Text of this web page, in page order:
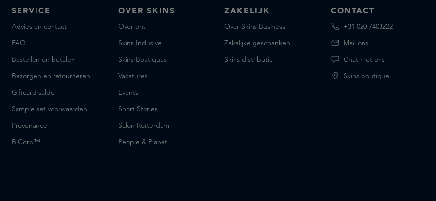
SERVICE
Advies en contact
FAQ
Bestellen en betalen
Bezorgen en retourneren
Giftcard saldo
Sample set voorwaarden
Provenance
B Corp™
OVER SKINS
Over ons
Skins Inclusive
Skins Boutiques
Vacatures
Events
Short Stories
Salon Rotterdam
People & Planet
ZAKELIJK
Over Skins Business
Zakelijke geschenken
Skins distributie
CONTACT
+31 020 7403222
Mail ons
Chat met ons
Skins boutique